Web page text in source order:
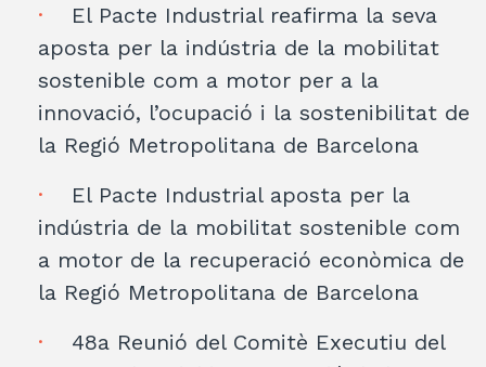
El Pacte Industrial reafirma la seva
aposta per la indústria de la mobilitat
sostenible com a motor per a la
innovació, l’ocupació i la sostenibilitat de
la Regió Metropolitana de Barcelona
El Pacte Industrial aposta per la
indústria de la mobilitat sostenible com
a motor de la recuperació econòmica de
la Regió Metropolitana de Barcelona
48a Reunió del Comitè Executiu del